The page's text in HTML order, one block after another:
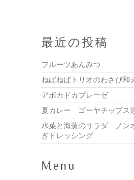
最近の投稿
フルーツあんみつ
ねばねばトリオのわさび和
アボカドカプレーゼ
夏カレー ゴーヤチップス
水菜と海藻のサラダ ノン
ぎドレッシング
Menu